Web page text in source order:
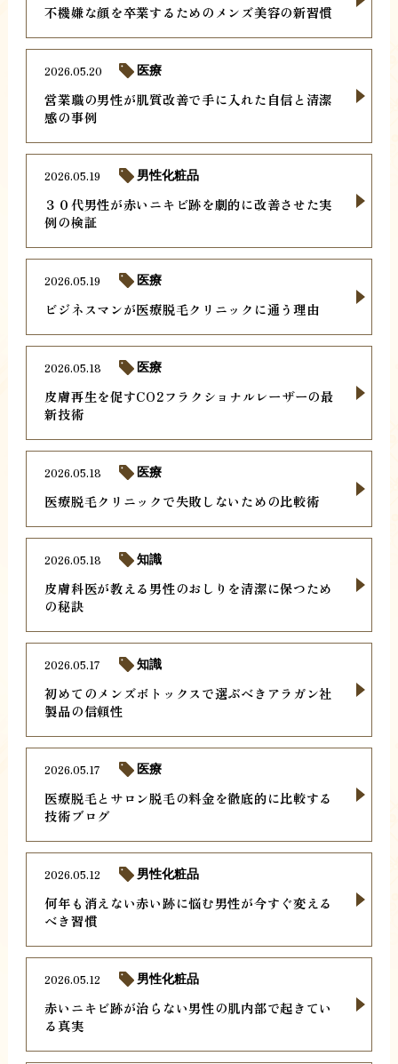
不機嫌な顔を卒業するためのメンズ美容の新習慣
営業職の男性が肌質改善で手に入れた自信と清潔
感の事例
2026.05.20 医療
３０代男性が赤いニキビ跡を劇的に改善させた実
例の検証
2026.05.19 男性化粧品
ビジネスマンが医療脱毛クリニックに通う理由
2026.05.19 医療
皮膚再生を促すCO2フラクショナルレーザーの最
新技術
2026.05.18 医療
医療脱毛クリニックで失敗しないための比較術
2026.05.18 医療
皮膚科医が教える男性のおしりを清潔に保つため
の秘訣
2026.05.18 知識
初めてのメンズボトックスで選ぶべきアラガン社
製品の信頼性
2026.05.17 知識
医療脱毛とサロン脱毛の料金を徹底的に比較する
技術ブログ
2026.05.17 医療
何年も消えない赤い跡に悩む男性が今すぐ変える
べき習慣
2026.05.12 男性化粧品
赤いニキビ跡が治らない男性の肌内部で起きてい
る真実
2026.05.12 男性化粧品